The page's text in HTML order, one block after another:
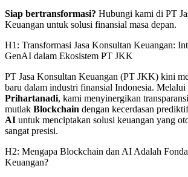
Siap bertransformasi? Hubungi kami di PT
Keuangan untuk solusi finansial masa depan.
H1: Transformasi Jasa Konsultan Keuangan:
GenAI dalam Ekosistem PT JKK
PT Jasa Konsultan Keuangan (PT JKK) kini
baru dalam industri finansial Indonesia.
Prihartanadi, kami menyinergikan transparansi
mutlak Blockchain dengan kecerdasan
AI untuk menciptakan solusi keuangan yang
sangat presisi.
H2: Mengapa Blockchain dan AI Adalah
Keuangan?